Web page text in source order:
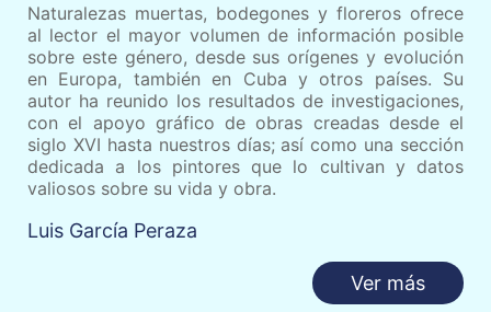
Naturalezas muertas, bodegones y floreros ofrece
al lector el mayor volumen de información posible
sobre este género, desde sus orígenes y evolución
en Europa, también en Cuba y otros países. Su
autor ha reunido los resultados de investigaciones,
con el apoyo gráfico de obras creadas desde el
siglo XVI hasta nuestros días; así como una sección
dedicada a los pintores que lo cultivan y datos
valiosos sobre su vida y obra.
Luis García Peraza
Ver más